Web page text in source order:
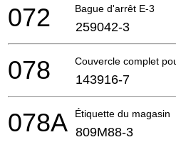
Bague d'arrêt E-3
072 259042-3
Couvercle complet
078 143916-7
Étiquette du magasin
078A 809M88-3